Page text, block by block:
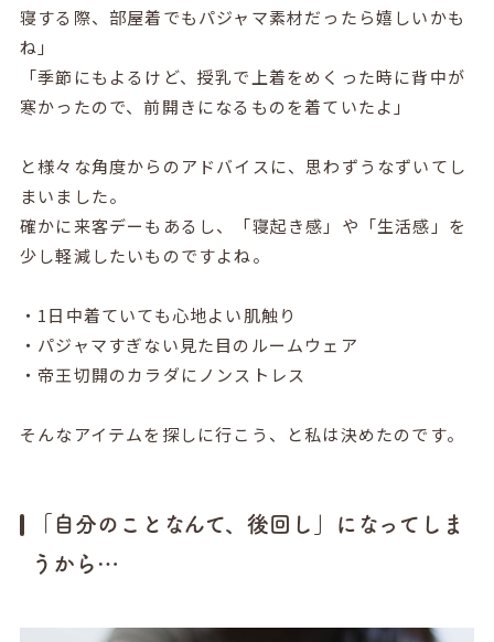
寝する際、部屋着でもパジャマ素材だったら嬉しいかも
ね」
「季節にもよるけど、授乳で上着をめくった時に背中が
寒かったので、前開きになるものを着ていたよ」
と様々な角度からのアドバイスに、思わずうなずいてし
まいました。
確かに来客デーもあるし、「寝起き感」や「生活感」を
少し軽減したいものですよね。
・1日中着ていても心地よい肌触り
・パジャマすぎない見た目のルームウェア
・帝王切開のカラダにノンストレス
そんなアイテムを探しに行こう、と私は決めたのです。
「自分のことなんて、後回し」になってしま
うから…